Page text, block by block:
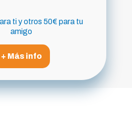
ti y otros 50€ para tu
amigo
+ Más info